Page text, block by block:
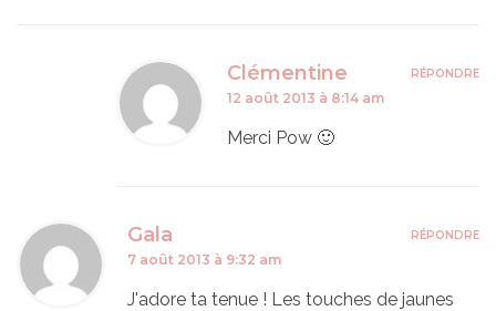
Clémentine
12 août 2013 à 8:14 am
Merci Pow 🙂
RÉPONDRE
Gala
7 août 2013 à 9:32 am
J'adore ta tenue ! Les touches de jaunes
RÉPONDRE